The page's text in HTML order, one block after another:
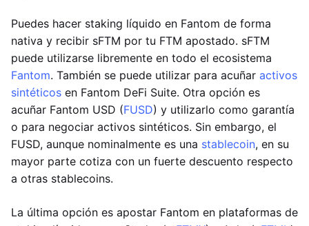
Puedes hacer staking líquido en Fantom de forma
nativa y recibir sFTM por tu FTM apostado. sFTM
puede utilizarse libremente en todo el ecosistema
Fantom. También se puede utilizar para acuñar activos
sintéticos en Fantom DeFi Suite. Otra opción es
acuñar Fantom USD (FUSD) y utilizarlo como garantía
o para negociar activos sintéticos. Sin embargo, el
FUSD, aunque nominalmente es una stablecoin, en su
mayor parte cotiza con un fuerte descuento respecto
a otras stablecoins.
La última opción es apostar Fantom en plataformas de